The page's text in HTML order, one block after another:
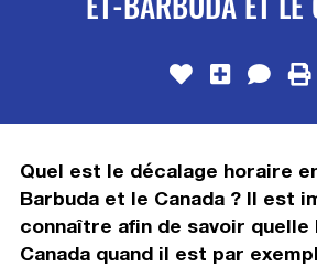
Quel est le décalage horaire
Barbuda et le Canada ? Il est
connaître afin de savoir quelle
Canada quand il est par